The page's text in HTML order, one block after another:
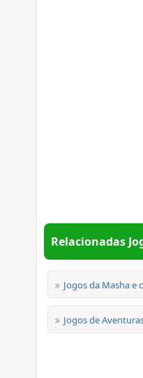
Relacionadas
Jogos da Masha e
Jogos de Aventuras